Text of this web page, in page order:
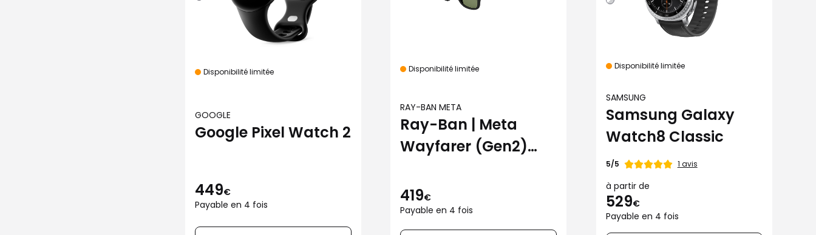
Disponibilité limitée
GOOGLE
Google Pixel Watch 2
449€
Payable en 4 fois
Disponibilité limitée
RAY-BAN META
Ray-Ban | Meta
Wayfarer (Gen2)
verres verts
419€
Payable en 4 fois
Disponibilité limitée
SAMSUNG
Samsung Galaxy
Watch8 Classic
Note
5/5 1 avis
à partir de
529€
Payable en 4 fois